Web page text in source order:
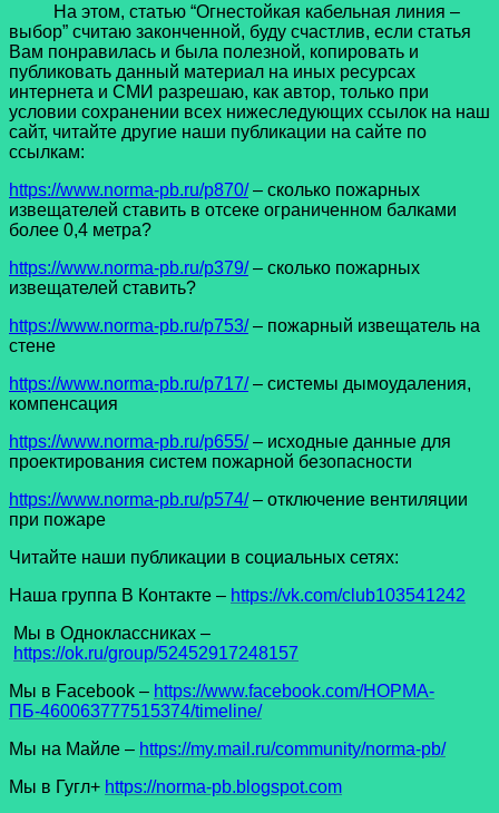
На этом, статью “Огнестойкая кабельная линия –
выбор” считаю законченной, буду счастлив, если статья
Вам понравилась и была полезной, копировать и
публиковать данный материал на иных ресурсах
интернета и СМИ разрешаю, как автор, только при
условии сохранении всех нижеследующих ссылок на наш
сайт, читайте другие наши публикации на сайте по
ссылкам:
https://www.norma-pb.ru/p870/– сколько пожарных
извещателей ставить в отсеке ограниченном балками
более 0,4 метра?
https://www.norma-pb.ru/p379/– сколько пожарных
извещателей ставить?
https://www.norma-pb.ru/p753/– пожарный извещатель на
стене
https://www.norma-pb.ru/p717/– системы дымоудаления,
компенсация
https://www.norma-pb.ru/p655/– исходные данные для
проектирования систем пожарной безопасности
https://www.norma-pb.ru/p574/– отключение вентиляции
при пожаре
Читайте наши публикации в социальных сетях:
Наша группа В Контакте – https://vk.com/club103541242
Мы в Одноклассниках –
https://ok.ru/group/52452917248157
Мы в Facеbook – https://www.facebook.com/НОРМА-
ПБ-460063777515374/timeline/
Мы на Майле – https://my.mail.ru/community/norma-pb/
Мы в Гугл+ https://norma-pb.blogspot.com